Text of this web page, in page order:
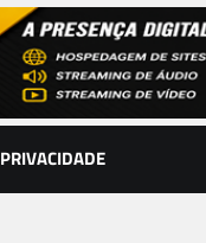
PRIVACIDADE